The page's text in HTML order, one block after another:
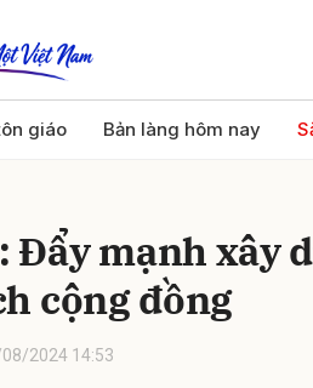
giáo Bản làng hôm nay
mạnh xây
cộng đồng
2024 14:53
Gửi bình luận